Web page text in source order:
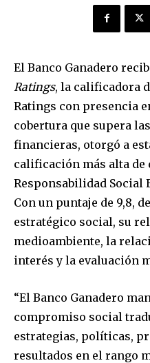
El Banco Ganadero
Ratings, la calificadora
Ratings con presencia
cobertura que supera
financieras, otorgó a
calificación más alta de
Responsabilidad Social
Con un puntaje de 9,8,
estratégico social, su
medioambiente, la
interés y la evaluación
“El Banco Ganadero
compromiso social
estrategias, políticas,
resultados en el rango